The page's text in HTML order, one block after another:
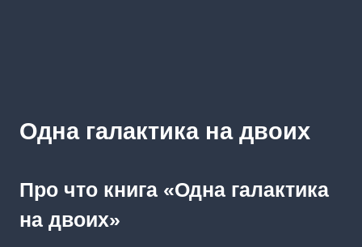
Одна галактика на двоих
Про что книга «Одна галактика
на двоих»